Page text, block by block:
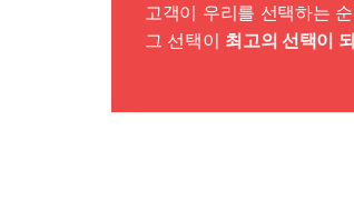
고객이 우리를 선택하는
그 선택이 최고의 선택이